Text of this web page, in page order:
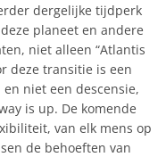
dergelijke tijdperk
planeet en andere
niet alleen “Atlantis
deze transitie is een
niet een descensie,
is up. De komende
van elk mens op
de behoeften van